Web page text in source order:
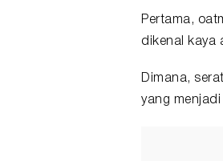
Pertama,
dikenal kaya
Dimana,
yang